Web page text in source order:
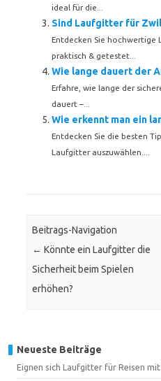
ideal für die...
Sind Laufgitter für
Entdecken Sie hochwertige
praktisch & getestet...
Wie lange dauert der
Erfahre, wie lange der
dauert –...
Wie erkennt man ein
Entdecken Sie die besten
Laufgitter auszuwählen....
Beitrags-Navigation
← Könnte ein Laufgitter die
Sicherheit beim Spielen
erhöhen?
Neueste Beiträge
Eignen sich Laufgitter für Reisen